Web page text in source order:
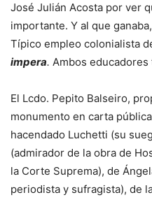
José Julián Acosta por ver
importante. Y al que
Típico empleo colonialista
impera. Ambos
El Lcdo. Pepito Balseiro,
monumento en carta
hacendado Luchetti (su
(admirador de la obra de
la Corte Suprema), de
periodista y sufragista), de